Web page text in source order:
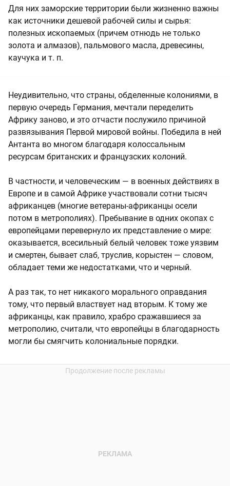
Для них заморские территории были жизненно важны
как источники дешевой рабочей силы и сырья:
полезных ископаемых (причем отнюдь не только
золота и алмазов), пальмового масла, древесины,
каучука и т. п.
Неудивительно, что страны, обделенные колониями, в
первую очередь Германия, мечтали переделить
Африку заново, и это отчасти послужило причиной
развязывания Первой мировой войны. Победила в ней
Антанта во многом благодаря колоссальным
ресурсам британских и французских колоний.
В частности, и человеческим — в военных действиях в
Европе и в самой Африке участвовали сотни тысяч
африканцев (многие ветераны-африканцы осели
потом в метрополиях). Пребывание в одних окопах с
европейцами перевернуло их представление о мире:
оказывается, всесильный белый человек тоже уязвим
и смертен, бывает слаб, труслив, корыстен — словом,
обладает теми же недостатками, что и черный.
А раз так, то нет никакого морального оправдания
тому, что первый властвует над вторым. К тому же
африканцы, как правило, храбро сражавшиеся за
метрополию, считали, что европейцы в благодарность
могли бы смягчить колониальные порядки.